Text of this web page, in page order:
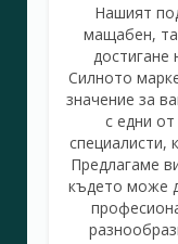
Нашият
мащабен,
достигане
Силното
значение за
с едни
специалисти,
Предлагаме
където може